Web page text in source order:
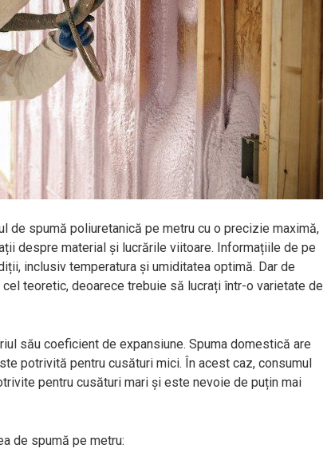
de spumă poliuretanică pe metru cu o precizie maximă,
despre material și lucrările viitoare. Informațiile de pe
inclusiv temperatura și umiditatea optimă. Dar de
teoretic, deoarece trebuie să lucrați într-o varietate de
său coeficient de expansiune. Spuma domestică are
potrivită pentru cusături mici. În acest caz, consumul
pentru cusături mari și este nevoie de puțin mai
de spumă pe metru: